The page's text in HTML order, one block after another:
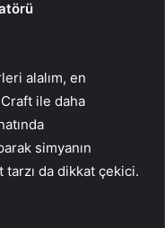
alalım, en
ile daha
simyanın
tarzı da dikkat çekici.